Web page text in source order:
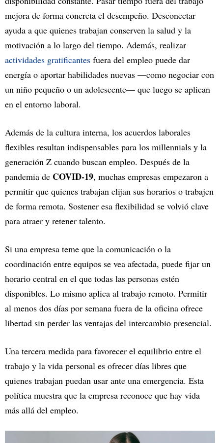
mejora de forma concreta el desempeño. Desconectar
ayuda a que quienes trabajan conserven la salud y la
motivación a lo largo del tiempo. Además, realizar
actividades gratificantes fuera del empleo puede dar
energía o aportar habilidades nuevas —como negociar con
un niño pequeño o un adolescente— que luego se aplican
en el entorno laboral.
Además de la cultura interna, los acuerdos laborales
flexibles resultan indispensables para los millennials y la
generación Z cuando buscan empleo. Después de la
pandemia de COVID-19, muchas empresas empezaron a
permitir que quienes trabajan elijan sus horarios o trabajen
de forma remota. Sostener esa flexibilidad se volvió clave
para atraer y retener talento.
Si una empresa teme que la comunicación o la
coordinación entre equipos se vea afectada, puede fijar un
horario central en el que todas las personas estén
disponibles. Lo mismo aplica al trabajo remoto. Permitir
al menos dos días por semana fuera de la oficina ofrece
libertad sin perder las ventajas del intercambio presencial.
Una tercera medida para favorecer el equilibrio entre el
trabajo y la vida personal es ofrecer días libres que
quienes trabajan puedan usar ante una emergencia. Esta
política muestra que la empresa reconoce que hay vida
más allá del empleo.